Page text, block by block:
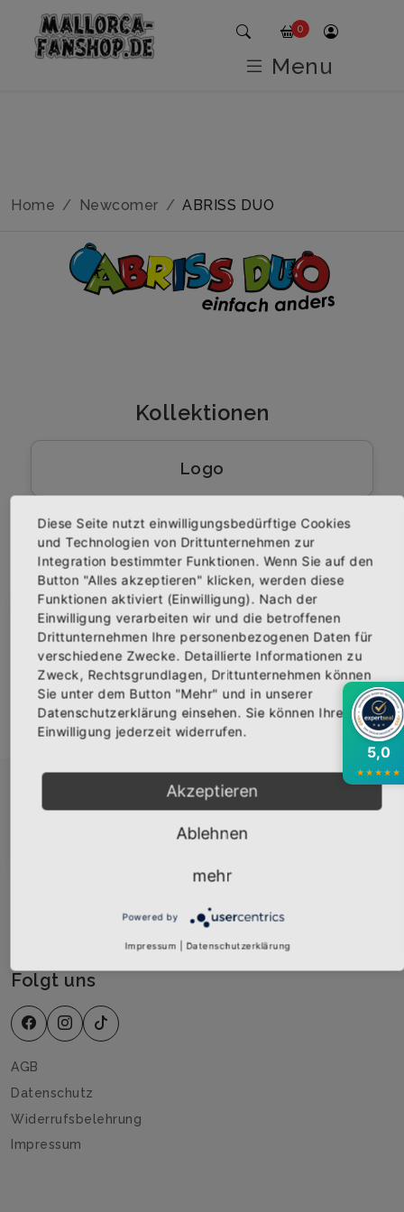
Home Newcomer ABRISS DUO
Kollektionen
Logo
Bumsradar
Legende
Folgt uns
AGB
Datenschutz
Widerrufsbelehrung
Impressum
Abonniere jetzt unseren Newsletter ×
Bekomme die aktuellsten News über neue
Produkte und zudem einen 10% Gutschein für
deine nächste Bestellung.
Abonnieren
0
Menu
5,0
★★★★★
Diese Seite nutzt einwilligungsbedürftige Cookies
und Technologien von Drittunternehmen zur
Integration bestimmter Funktionen. Wenn Sie auf den
Button "Alles akzeptieren" klicken, werden diese
Funktionen aktiviert (Einwilligung). Nach der
Einwilligung verarbeiten wir und die betroffenen
Drittunternehmen Ihre personenbezogenen Daten für
verschiedene Zwecke. Detaillierte Informationen zu
Zweck, Rechtsgrundlagen, Drittunternehmen können
Sie unter dem Button "Mehr" und in unserer
Datenschutzerklärung einsehen. Sie können Ihre
Einwilligung jederzeit widerrufen.
Akzeptieren
Ablehnen
mehr
Powered by
Impressum Datenschutzerklärung